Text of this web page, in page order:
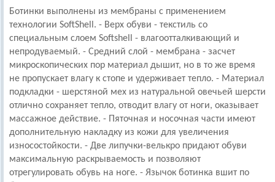
Ботинки выполнены из мембраны с применением
технологии SoftShell. - Верх обуви - текстиль со
специальным слоем Softshell - влагоотталкивающий и
непродуваемый. - Средний слой - мембрана - засчет
микроскопических пор материал дышит, но в то же время
не пропускает влагу к стопе и удерживает тепло. - Материал
подкладки - шерстяной мех из натуральной овечьей шерсти
отлично сохраняет тепло, отводит влагу от ноги, оказывает
массажное действие. - Пяточная и носочная части имеют
дополнительную накладку из кожи для увеличения
износостойкости. - Две липучки-велькро придают обуви
максимальную раскрываемость и позволяют
отрегулировать обувь на ноге. - Язычок ботинка вшит по